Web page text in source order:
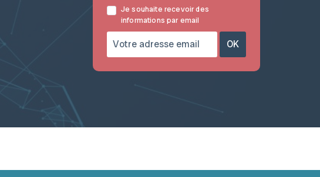
Je souhaite recevoir des
informations par email